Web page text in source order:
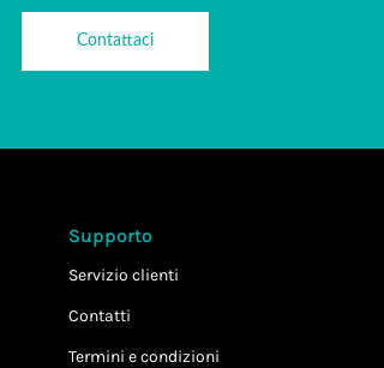
Contattaci
Supporto
Servizio clienti
Contatti
Termini e condizioni